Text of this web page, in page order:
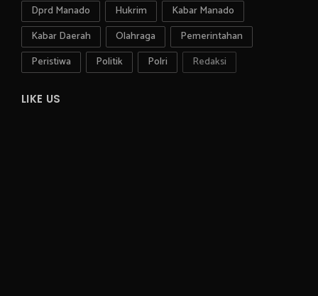
Dprd Manado Hukrim
Kabar Manado
Kabar Daerah
Olahraga
Pemerintahan
Peristiwa
Politik Polri Redaksi
LIKE US